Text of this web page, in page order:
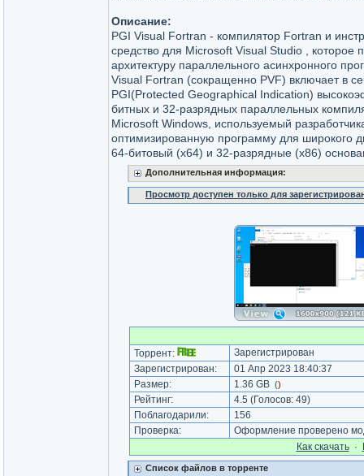
Описание:
PGI Visual Fortran - компилятор Fortran и
средство для Microsoft Visual Studio , которое
архитектуру параллельного асинхронного
Visual Fortran (сокращенно PVF) включает в
PGI(Protected Geographical Indication)
битных и 32-разрядных параллельных
Microsoft Windows, используемый
оптимизированную программу для широкого
64-битовый (x64) и 32-разрядные (x86)
Дополнительная информация:
Просмотр доступен только для
Торрент:
Зарегистрирован
Зарегистрирован:
01 Апр 2023 18:40:37
Размер:
1.36 GB ()
Рейтинг: 4.5 (Голосов: 49)
Поблагодарили:
156
Проверка:
Оформление проверено
Как cкачать·
Список файлов в торренте